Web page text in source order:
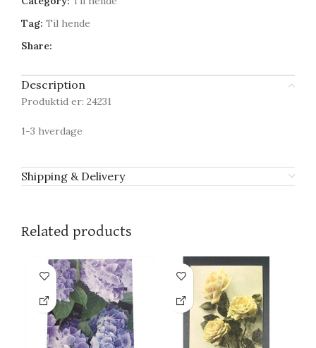
Tag: Til hende
Share:
Description
Produktid er: 24231
1-3 hverdage
Shipping & Delivery
Related products